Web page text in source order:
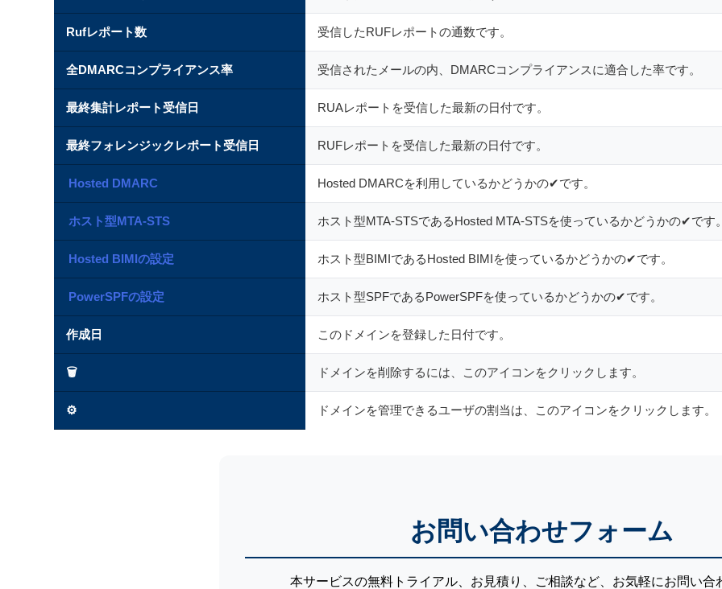
Rufレポート数 受信したRUFレポートの通数です。
全DMARCコンプライアンス率 受信されたメールの内、DMARCコンプライアンスに適合した率です。
最終集計レポート受信日 RUAレポートを受信した最新の日付です。
最終フォレンジックレポート受信日 RUFレポートを受信した最新の日付です。
Hosted DMARC Hosted DMARCを利用しているかどうかの✔です。
ホスト型MTA-STS ホスト型MTA-STSであるHosted MTA-STSを使っているかどうかの✔です。
Hosted BIMIの設定 ホスト型BIMIであるHosted BIMIを使っているかどうかの✔です。
PowerSPFの設定 ホスト型SPFであるPowerSPFを使っているかどうかの✔です。
作成日 このドメインを登録した日付です。
🗑 ドメインを削除するには、このアイコンをクリックします。
⚙ ドメインを管理できるユーザの割当は、このアイコンをクリックします。
お問い合わせフォーム
本サービスの無料トライアル、お見積り、ご相談など、お気軽にお問い合